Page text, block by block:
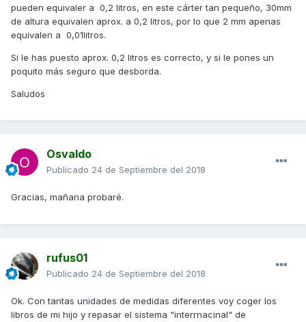
pueden equivaler a 0,2 litros, en este cárter tan pequeño, 30mm
de altura equivalen aprox. a 0,2 litros, por lo que 2 mm apenas
equivalen a 0,01litros.
Si le has puesto aprox. 0,2 litros es correcto, y si le pones un
poquito más seguro que desborda.
Saludos
Osvaldo
Publicado 24 de Septiembre del 2018
Gracias, mañana probaré.
rufus01
Publicado 24 de Septiembre del 2018
Ok. Con tantas unidades de medidas diferentes voy coger los
libros de mi hijo y repasar el sistema "interrnacinal" de